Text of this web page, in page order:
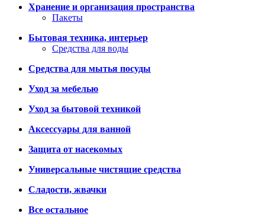
Хранение и организация пространства
Пакеты
Бытовая техника, интерьер
Средства для воды
Средства для мытья посуды
Уход за мебелью
Уход за бытовой техникой
Аксессуары для ванной
Защита от насекомых
Универсальные чистящие средства
Сладости, жвачки
Все остальное